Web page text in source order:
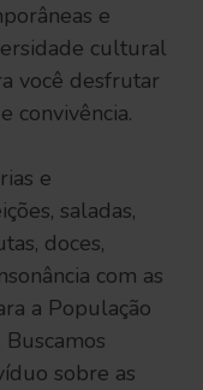
e
cultural
você desfrutar
convivência.
e
saladas,
doces,
com as
a População
Buscamos
sobre as